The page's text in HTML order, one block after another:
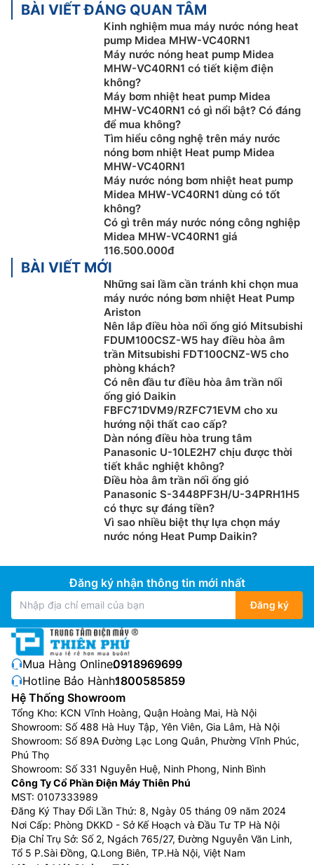
Phạm vi hoạt động tối thiểu -15 độ C
Máy nước nóng Mideagiá rẻ MHW-VC40RN1 này có
thể vận hành ngay cả khi nhiệt độ ngoài trời xuống
thấp tới -15 độ C và nước nóng vẫn đạt được tới 50
Nhiều công nghệ tiên tiến
Chức năng xếp tầng cho hệ thống lớn
Kiểm soát nguồn nhiệt phụ trợ đáp ứng nhu cầu
sưởi ấm ở nhiệt độ thấp
Rã đông thông minh và hiệu quả đảm bảo cho quá
trình sưởi ấm: Khi hệ thống đang trong quá trình
làm tan băng, van bốn ngả đảo chiều, hệ thống sẽ
hấp thụ năng lượng từ đường ống môi chất lạnh
phá băng. Quá trình làm tan băng sẽ không ảnh
hệ thống: Cách điện hoàn toàn với nước, không
gây giật điện. Không có bình chứa nhiên liệu,
không có bất cứ mối nguy hiểm nào từ sự rò rỉ
dầu, cháy, nổ… Toàn bộ dàn ống trao đổi nhiệt
quấn xung quanh bình tránh sự trao đổi nhiệt trực
tiếp từ dàn ống đồng và nước.
Hệ thống điều khiển điện làm mát môi chất lạnh
BÀI VIẾT ĐÁNG QUAN TÂM
Kinh nghiệm mua máy nước nóng heat
pump Midea MHW-VC40RN1
Máy nước nóng heat pump Midea
MHW-VC40RN1 có tiết kiệm điện
không?
Máy bơm nhiệt heat pump Midea
MHW-VC40RN1 có gì nổi bật? Có đáng
để mua không?
Tìm hiểu công nghệ trên máy nước
nóng bơm nhiệt Heat pump Midea
MHW-VC40RN1
Máy nước nóng bơm nhiệt heat pump
Midea MHW-VC40RN1 dùng có tốt
không?
Có gì trên máy nước nóng công nghiệp
Midea MHW-VC40RN1 giá
116.500.000đ
BÀI VIẾT MỚI
Những sai lầm cần tránh khi chọn mua
máy nước nóng bơm nhiệt Heat Pump
Ariston
Nên lắp điều hòa nối ống gió Mitsubishi
FDUM100CSZ-W5 hay điều hòa âm
trần Mitsubishi FDT100CNZ-W5 cho
phòng khách?
Có nên đầu tư điều hòa âm trần nối
ống gió Daikin
FBFC71DVM9/RZFC71EVM cho xu
hướng nội thất cao cấp?
Dàn nóng điều hòa trung tâm
Panasonic U-10LE2H7 chịu được thời
tiết khắc nghiệt không?
Điều hòa âm trần nối ống gió
Panasonic S-3448PF3H/U-34PRH1H5
có thực sự đáng tiền?
Vì sao nhiều biệt thự lựa chọn máy
nước nóng Heat Pump Daikin?
Đăng ký nhận thông tin mới nhất
Đăng ký
Mua Hàng Online:0918969699
Hotline Bảo Hành:1800585859
Hệ Thống Showroom
Tổng Kho: KCN Vĩnh Hoàng, Quận Hoàng Mai, Hà Nội
Showroom: Số 488 Hà Huy Tập, Yên Viên, Gia Lâm, Hà Nội
Showroom: Số 89A Đường Lạc Long Quân, Phường Vĩnh Phúc,
Phú Thọ
Showroom: Số 331 Nguyễn Huệ, Ninh Phong, Ninh Bình
Công Ty Cổ Phần Điện Máy Thiên Phú
MST: 0107333989
Đăng Ký Thay Đổi Lần Thứ: 8, Ngày 05 tháng 09 năm 2024
Nơi Cấp: Phòng DKKD - Sở Kế Hoạch và Đầu Tư TP Hà Nội
Địa Chỉ Trụ Sở: Số 2, Ngách 765/27, Đường Nguyễn Văn Linh,
Tổ 5 P.Sài Đồng, Q.Long Biên, TP.Hà Nội, Việt Nam